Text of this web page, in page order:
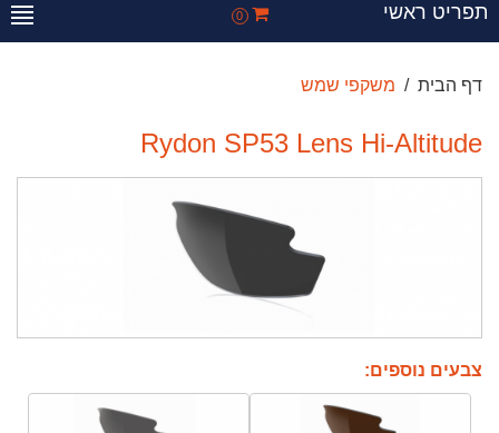
ראשי 0
דף הבית משקפי שמש
Rydon SP53 Lens Hi-Altitude
צבעים נוספים: